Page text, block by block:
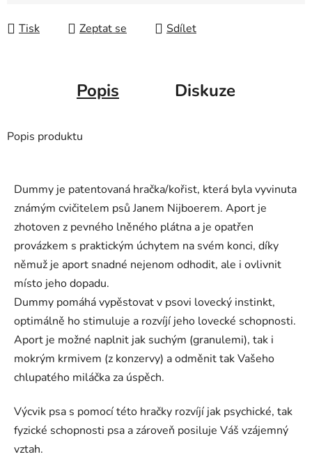
Tisk Zeptat se Sdílet
Popis Diskuze
Popis produktu
Dummy je patentovaná hračka/kořist, která byla vyvinuta
známým cvičitelem psů Janem Nijboerem. Aport je
zhotoven z pevného lněného plátna a je opatřen
provázkem s praktickým úchytem na svém konci, díky
němuž je aport snadné nejenom odhodit, ale i ovlivnit
místo jeho dopadu.
Dummy pomáhá vypěstovat v psovi lovecký instinkt,
optimálně ho stimuluje a rozvíjí jeho lovecké schopnosti.
Aport je možné naplnit jak suchým (granulemi), tak i
mokrým krmivem (z konzervy) a odměnit tak Vašeho
chlupatého miláčka za úspěch.
Výcvik psa s pomocí této hračky rozvíjí jak psychické, tak
fyzické schopnosti psa a zároveň posiluje Váš vzájemný
vztah.